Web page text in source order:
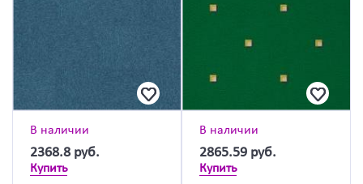
В наличии
2368.8 руб.
Купить
В наличии
2865.59 руб.
Купить